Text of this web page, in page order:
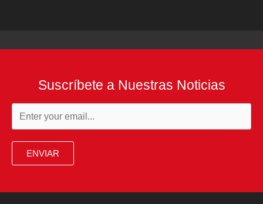
Suscríbete a Nuestras Noticias
ENVIAR